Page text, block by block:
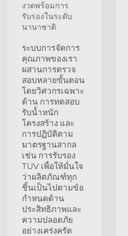
งวดพร้อมการ
รับรองในระดับ
นานาชาติ
ระบบการจัดการ
คุณภาพของเรา
ผสานการตรวจ
สอบหลายขั้นตอน
โดยวิศวกรเฉพาะ
ด้าน การทดสอบ
รับน้ำหนัก
โครงสร้าง และ
การปฏิบัติตาม
มาตรฐานสากล
เช่น การรับรอง
TUV เพื่อให้มั่นใจ
ว่าผลิตภัณฑ์ทุก
ชิ้นเป็นไปตามข้อ
กำหนดด้าน
ประสิทธิภาพและ
ความปลอดภัย
อย่างเคร่งครัด